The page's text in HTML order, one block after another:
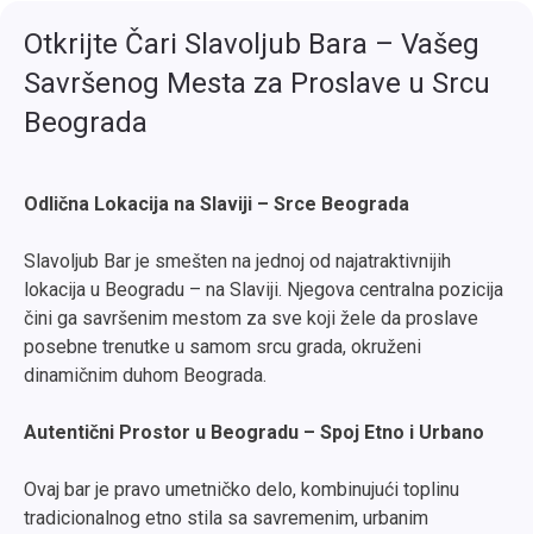
Otkrijte Čari Slavoljub Bara – Vašeg
Savršenog Mesta za Proslave u Srcu
Beograda
Odlična Lokacija na Slaviji – Srce Beograda
Slavoljub Bar je smešten na jednoj od najatraktivnijih
lokacija u Beogradu – na Slaviji. Njegova centralna pozicija
čini ga savršenim mestom za sve koji žele da proslave
posebne trenutke u samom srcu grada, okruženi
dinamičnim duhom Beograda.
Autentični Prostor u Beogradu – Spoj Etno i Urbano
Ovaj bar je pravo umetničko delo, kombinujući toplinu
tradicionalnog etno stila sa savremenim, urbanim